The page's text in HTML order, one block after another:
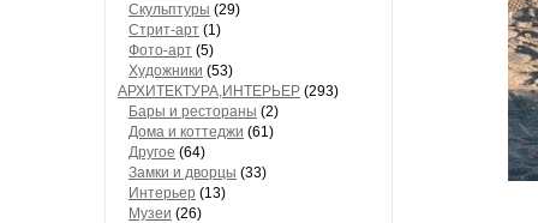
Скульптуры (29)
Стрит-арт (1)
Фото-арт (5)
Художники (53)
АРХИТЕКТУРА,ИНТЕРЬЕР (293)
Бары и рестораны (2)
Дома и коттеджи (61)
Другое (64)
Замки и дворцы (33)
Интерьер (13)
Музеи (26)